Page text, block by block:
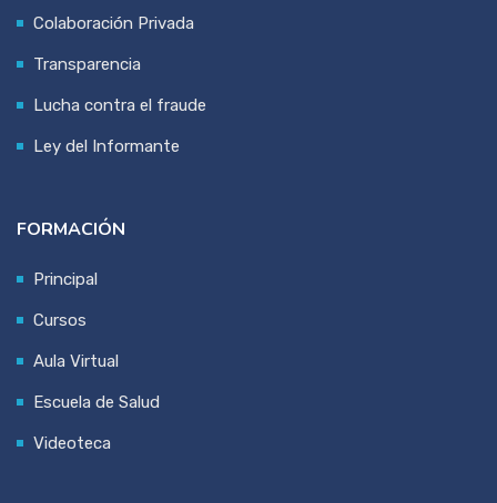
Colaboración Privada
Transparencia
Lucha contra el fraude
Ley del Informante
FORMACIÓN
Principal
Cursos
Aula Virtual
Escuela de Salud
Videoteca